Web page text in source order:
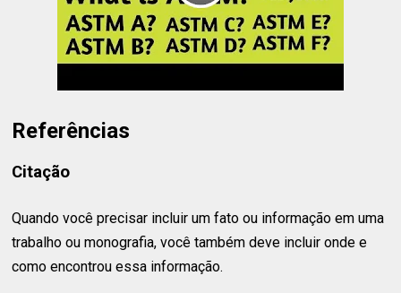
Referências
Citação
Quando você precisar incluir um fato ou informação em uma
trabalho ou monografia, você também deve incluir onde e
como encontrou essa informação.